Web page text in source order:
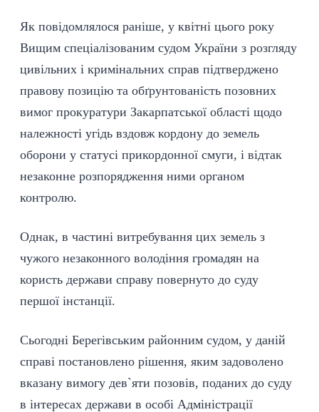
Як повідомлялося раніше, у квітні цього року
Вищим спеціалізованим судом України з розгляду
цивільних і кримінальних справ підтверджено
правову позицію та обґрунтованість позовних
вимог прокуратури Закарпатської області щодо
належності угідь вздовж кордону до земель
оборони у статусі прикордонної смуги, і відтак
незаконне розпорядження ними органом
контролю.
Однак, в частині витребування цих земель з
чужого незаконного володіння громадян на
користь держави справу повернуто до суду
першої інстанції.
Сьогодні Берегівським районним судом, у даній
справі постановлено рішення, яким задоволено
вказану вимогу дев`яти позовів, поданих до суду
в інтересах держави в особі Адміністрації